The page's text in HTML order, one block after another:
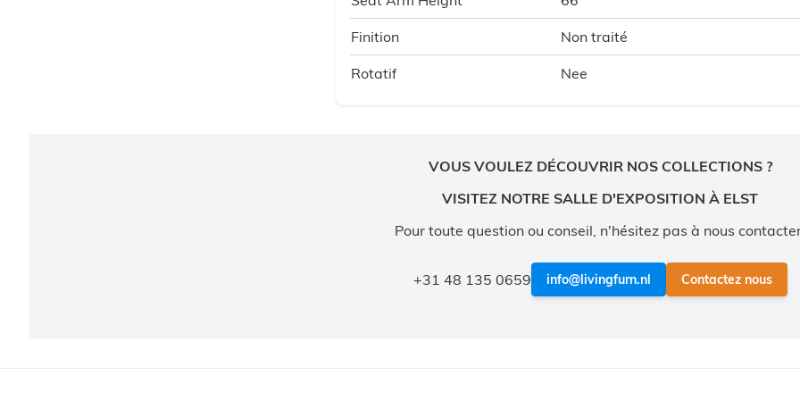
Finition Non traité
Rotatif Nee
VOUS VOULEZ DÉCOUVRIR NOS COLLECTIONS ?
VISITEZ NOTRE SALLE D'EXPOSITION À ELST
Pour toute question ou conseil, n'hésitez pas à nous
+31 48 135 0659 info@livingfurn.nl Contactez nous